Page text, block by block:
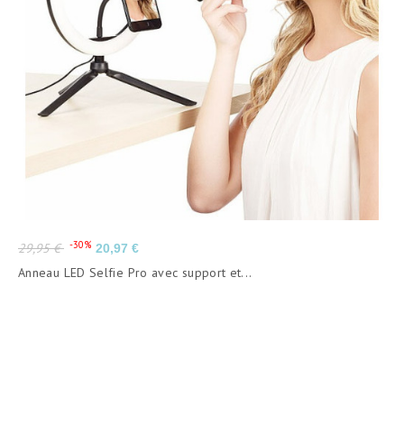
Prix
de
base
29,95 € -30% Prix
20,97 €
Anneau LED Selfie Pro avec support et...